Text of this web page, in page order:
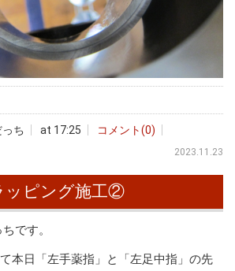
っち at 17:25 コメント(0)
2023.11.23
ピング施工②
です。
本日「左手薬指」と「左足中指」の先